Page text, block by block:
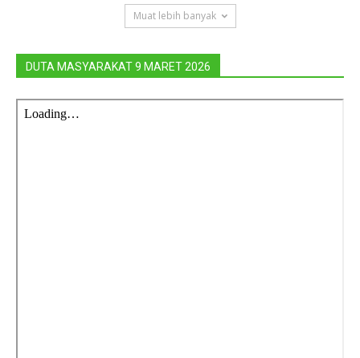
Muat lebih banyak
DUTA MASYARAKAT 9 MARET 2026